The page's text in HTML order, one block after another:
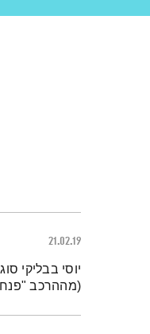
21.02.19
תמצית
יוסי בבליקי
(מההרכב